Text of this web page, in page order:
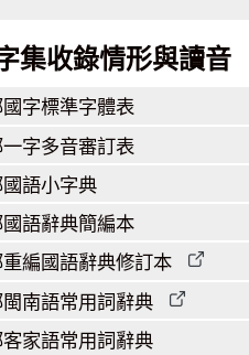
集收錄情形與讀音
國字標準字體表
一字多音審訂表
國語小字典
國語辭典簡編本
重編國語辭典修訂本
南語常用詞辭典
家語常用詞辭典